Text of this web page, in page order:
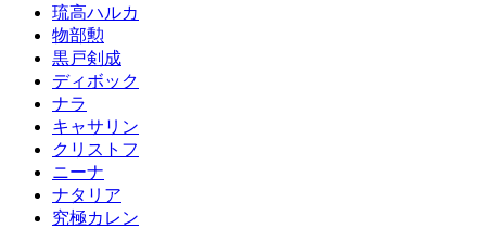
琉高ハルカ
物部勲
黒戸剣成
ディボック
ナラ
キャサリン
クリストフ
ニーナ
ナタリア
究極カレン